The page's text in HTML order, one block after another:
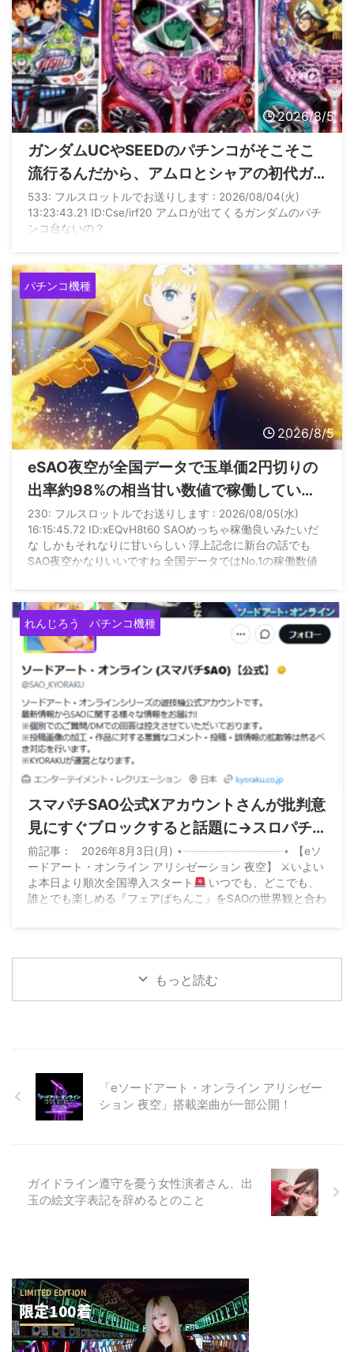
2026/8/5
ガンダムUCやSEEDのパチンコがそこそこ
流行るんだから、アムロとシャアの初代ガ
ンダムで出してくれないかな？
533: フルスロットルでお送りします : 2026/08/04(火)
13:23:43.21 ID:Cse/irf20 アムロが出てくるガンダムのパチ
ンコ台ないの？
パチンコ機種
2026/8/5
eSAO夜空が全国データで玉単価2円切りの
出率約98%の相当甘い数値で稼働している
らしい
230: フルスロットルでお送りします : 2026/08/05(水)
16:15:45.72 ID:xEQvH8t60 SAOめっちゃ稼働良いみたいだ
な しかもそれなりに甘いらしい 浮上記念に新台の話でも
SAO夜空かなりいいですね 全国データではNo.1の稼働数値
い数値です 参考稼働数値（出率） SAO夜空：約42500（約
98%） SEED2：約39600（約96%） 七つの大罪3： ...
れんじろう パチンコ機種
スマパチSAO公式Xアカウントさんが批判意
見にすぐブロックすると話題に→スロパチ
れんじろうさんにはエゴサをしてリプを送
る丁寧な一面も
前記事： 2026年8月3日(月) ⋆┈┈┈┈┈┈┈┈┈⋆ 【eソ
ードアート・オンライン アリシゼーション 夜空】 ⚔いよい
よ本日より順次全国導入スタート
いつでも、どこでも、
誰とでも楽しめる『フェアぱちんこ』をSAOの世界観と合わ
もっと読む
「eソードアート・オンライン アリシゼー
ション 夜空」搭載楽曲が一部公開！
ガイドライン遵守を憂う女性演者さん、出
玉の絵文字表記を辞めるとのこと